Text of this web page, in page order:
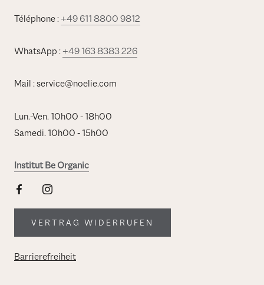
Téléphone : +49 611 8800 9812
WhatsApp : +49 163 8383 226
Mail : service@noelie.com
Lun.-Ven. 10h00 - 18h00
Samedi. 10h00 - 15h00
Institut Be Organic
VERTRAG WIDERRUFEN
Barrierefreiheit